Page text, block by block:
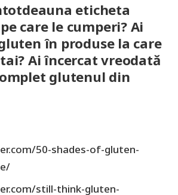
eticheta
care le cumperi? Ai
în produse la care
Ai încercat vreodată
glutenul din
50-shades-of-gluten-
still-think-gluten-